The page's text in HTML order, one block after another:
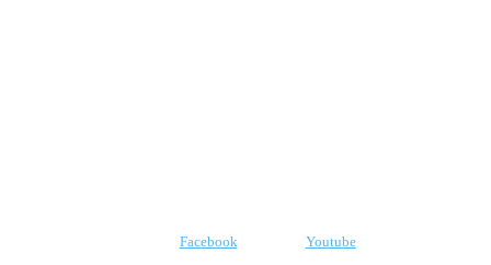
Facebook Youtube